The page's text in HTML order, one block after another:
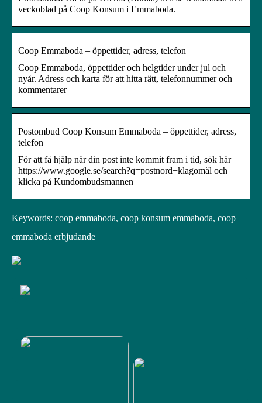
veckoblad på Coop Konsum i Emmaboda.
Coop Emmaboda – öppettider, adress, telefon
Coop Emmaboda, öppettider och helgtider under jul och
nyår. Adress och karta för att hitta rätt, telefonnummer och
kommentarer
Postombud Coop Konsum Emmaboda – öppettider, adress,
telefon
För att få hjälp när din post inte kommit fram i tid, sök här
https://www.google.se/search?q=postnord+klagomål och
klicka på Kundombudsmannen
Keywords: coop emmaboda, coop konsum emmaboda, coop
emmaboda erbjudande